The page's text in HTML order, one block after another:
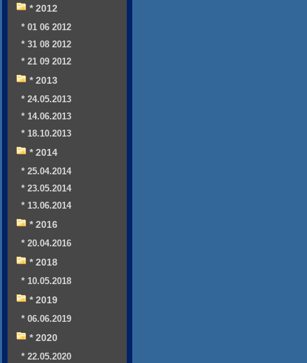
* 2012
* 01 06 2012
* 31 08 2012
* 21 09 2012
* 2013
* 24.05.2013
* 14.06.2013
* 18.10.2013
* 2014
* 25.04.2014
* 23.05.2014
* 13.06.2014
* 2016
* 20.04.2016
* 2018
* 10.05.2018
* 2019
* 06.06.2019
* 2020
* 22.05.2020